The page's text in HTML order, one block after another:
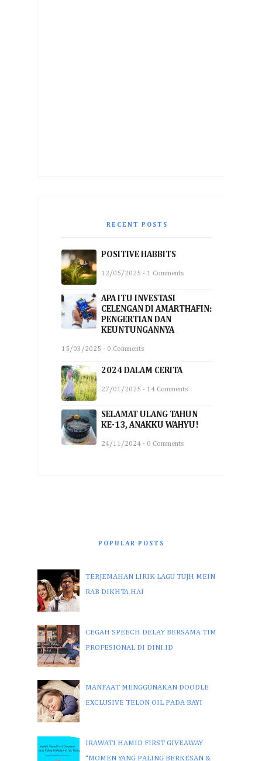
RECENT POSTS
POSITIVE HABBITS
12/05/2025 - 1 Comments
APA ITU INVESTASI
CELENGAN DI AMARTHAFIN:
PENGERTIAN DAN
KEUNTUNGANNYA
15/03/2025 - 0 Comments
2024 DALAM CERITA
27/01/2025 - 14 Comments
SELAMAT ULANG TAHUN
KE-13, ANAKKU WAHYU!
24/11/2024 - 0 Comments
POPULAR POSTS
TERJEMAHAN LIRIK LAGU TUJH MEIN
RAB DIKHTA HAI
CEGAH SPEECH DELAY BERSAMA TIM
PROFESIONAL DI DINI.ID
MANFAAT MENGGUNAKAN DOODLE
EXCLUSIVE TELON OIL PADA BAYI
IRAWATI HAMID FIRST GIVEAWAY
“MOMEN YANG PALING BERKESAN &